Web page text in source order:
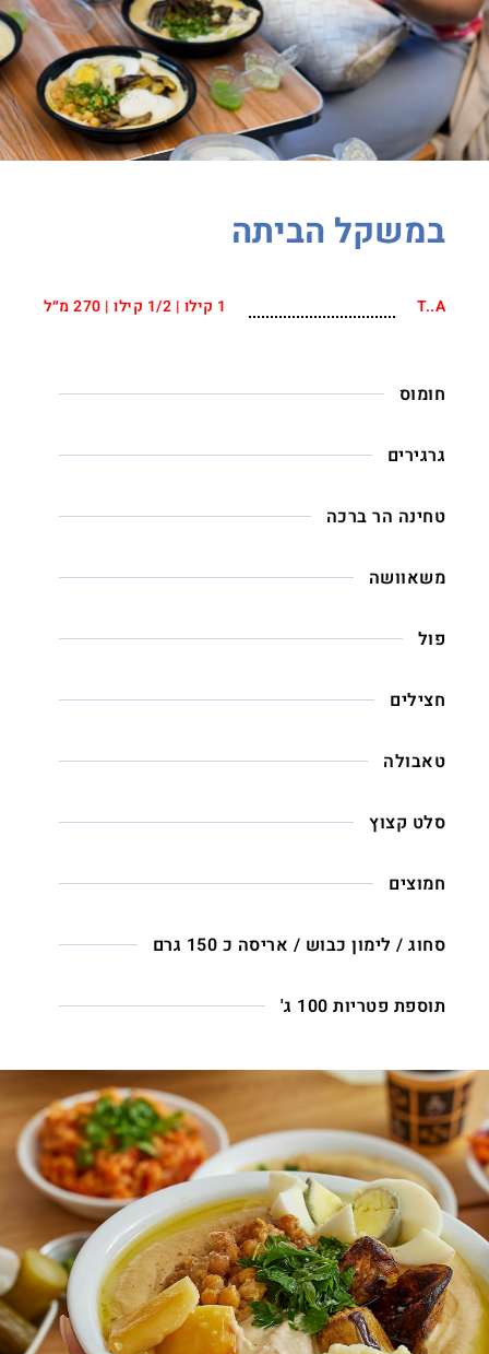
במשקל הביתה
T..A 1 קילו | 1/2 קילו | 270 מ״ל
חומוס
גרגירים
טחינה הר ברכה
משאוושה
פול
חצילים
טאבולה
סלט קצוץ
חמוצים
סחוג / לימון כבוש / אריסה כ 150 גרם
תוספת פטריות 100 ג'